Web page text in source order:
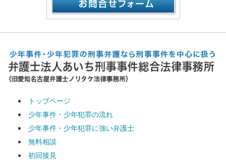
トップページ
少年事件・少年犯罪の流れ
少年事件・少年犯罪に強い弁護士
無料相談
初回接見